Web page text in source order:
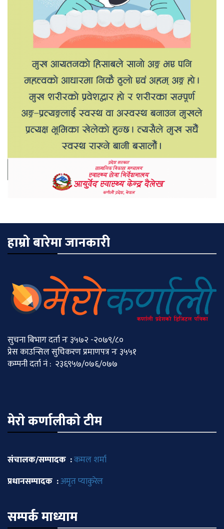
हाम्रो बारेमा जानकारी
सुचना बिभाग दर्ता नः ३५७२ -२०७९/८०
प्रेस काउन्सिल सुचिकरण प्रमाणपत्र नः ३५५१
कम्पनी दर्ता नं : २३६९५७/०७६/०७७
मेराे कर्णालीकाे टीम
संचालक/सम्पादक :कमल शर्मा
प्रधानसम्पादक :अमृत प्याकुरेल
सम्पर्क माध्याम